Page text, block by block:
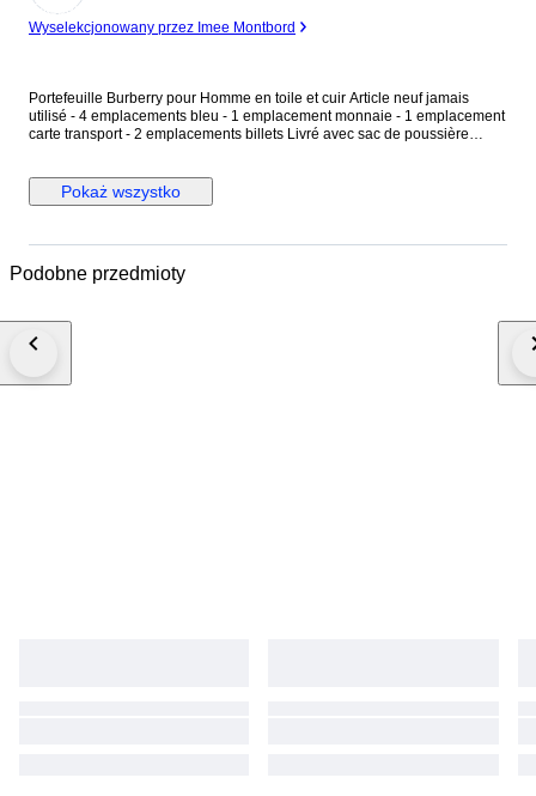
Ekspert
Wyselekcjonowany przez Imee Montbord
Portefeuille Burberry pour Homme en toile et cuir Article neuf jamais
utilisé - 4 emplacements bleu - 1 emplacement monnaie - 1 emplacement
carte transport - 2 emplacements billets Livré avec sac de poussière
Pokaż wszystko
Podobne przedmioty